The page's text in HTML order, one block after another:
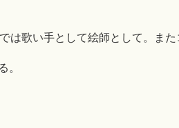
は歌い手として絵師として。ま
。